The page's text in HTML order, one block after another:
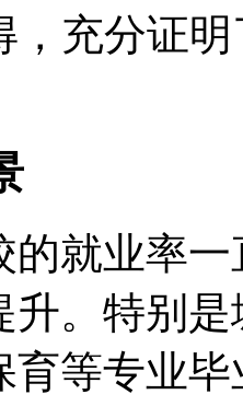
，充分证
的就业率
升。特别
育等专业